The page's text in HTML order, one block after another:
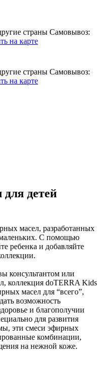
страны Самовывоз:
на карте
страны Самовывоз:
на карте
детей
масел, разработанных
С помощью
ребенка и добавляйте
консультантом или
коллекция doTERRA Kids
масел для “всего”,
возможность
и благополучии
для развития
эти смеси эфирных
комбинации,
на нежной коже.